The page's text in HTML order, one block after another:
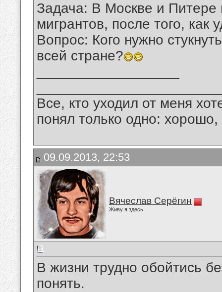
Задача: В Москве и Питере
мигрантов, после того, как
Вопрос: Кого нужно
всей стране?
Все, кто уходил от меня
понял только одно:
09.09.2013, 22:53
Вячеслав Серёгин
Живу я здесь
В жизни трудно обойтись
понять.